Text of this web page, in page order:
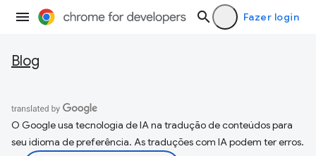
Fazer login
Blog
O Google usa tecnologia de IA na tradução de conteúdos para
seu idioma de preferência. As traduções com IA podem ter erros.